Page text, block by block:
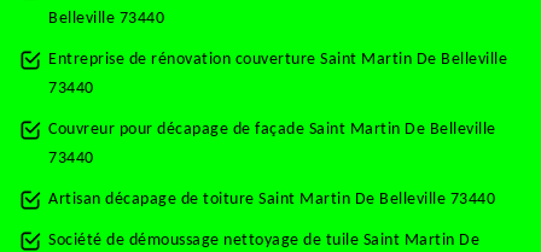
Belleville 73440
Entreprise de rénovation couverture Saint Martin De Belleville
73440
Couvreur pour décapage de façade Saint Martin De Belleville
73440
Artisan décapage de toiture Saint Martin De Belleville 73440
Société de démoussage nettoyage de tuile Saint Martin De